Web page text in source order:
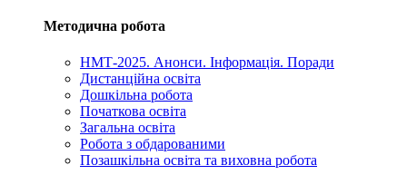
Методична робота
НМТ-2025. Анонси. Інформація. Поради
Дистанційна освіта
Дошкільна робота
Початкова освіта
Загальна освіта
Робота з обдарованими
Позашкільна освіта та виховна робота